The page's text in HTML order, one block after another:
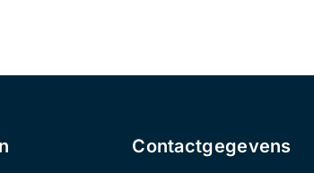
Contactgegevens